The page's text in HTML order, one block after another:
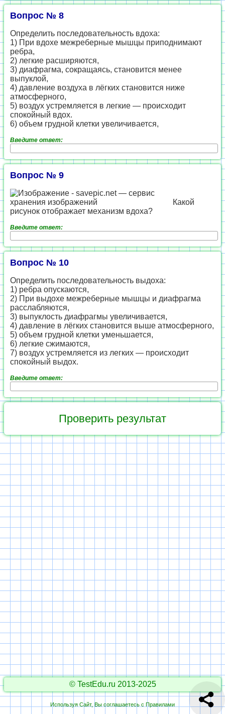
Вопрос № 8
Определить последовательность вдоха:
1) При вдохе межреберные мышцы приподнимают
ребра,
2) легкие расширяются,
3) диафрагма, сокращаясь, становится менее
выпуклой,
4) давление воздуха в лёгких становится ниже
атмосферного,
5) воздух устремляется в легкие — происходит
спокойный вдох.
6) объем грудной клетки увеличивается,
Введите ответ:
Вопрос № 9
Какой
рисунок отображает механизм вдоха?
Введите ответ:
Вопрос № 10
Определить последовательность выдоха:
1) ребра опускаются,
2) При выдохе межреберные мышцы и диафрагма
расслабляются,
3) выпуклость диафрагмы увеличивается,
4) давление в лёгких становится выше атмосферного,
5) объем грудной клетки уменьшается,
6) легкие сжимаются,
7) воздух устремляется из легких — происходит
спокойный выдох.
Введите ответ:
© TestEdu.ru 2013-2025
Используя Сайт, Вы соглашаетесь с Правилами